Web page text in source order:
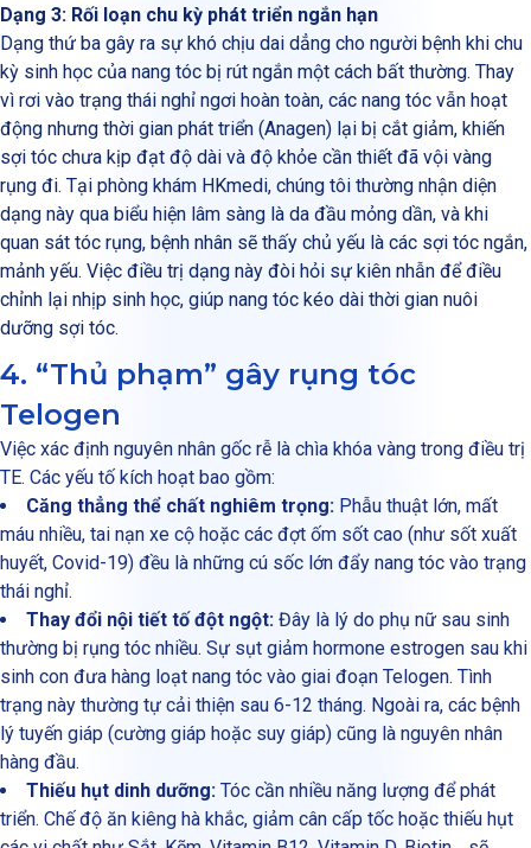
Dạng 3: Rối loạn chu kỳ phát triển ngắn hạn
Dạng thứ ba gây ra sự khó chịu dai dẳng cho người bệnh khi chu
kỳ sinh học của nang tóc bị rút ngắn một cách bất thường. Thay
vì rơi vào trạng thái nghỉ ngơi hoàn toàn, các nang tóc vẫn hoạt
động nhưng thời gian phát triển (Anagen) lại bị cắt giảm, khiến
sợi tóc chưa kịp đạt độ dài và độ khỏe cần thiết đã vội vàng
rụng đi. Tại phòng khám HKmedi, chúng tôi thường nhận diện
dạng này qua biểu hiện lâm sàng là da đầu mỏng dần, và khi
quan sát tóc rụng, bệnh nhân sẽ thấy chủ yếu là các sợi tóc ngắn,
mảnh yếu. Việc điều trị dạng này đòi hỏi sự kiên nhẫn để điều
chỉnh lại nhịp sinh học, giúp nang tóc kéo dài thời gian nuôi
dưỡng sợi tóc.
4. “Thủ phạm” gây rụng tóc
Telogen
Việc xác định nguyên nhân gốc rễ là chìa khóa vàng trong điều trị
TE. Các yếu tố kích hoạt bao gồm:
Căng thẳng thể chất nghiêm trọng: Phẫu thuật lớn, mất
máu nhiều, tai nạn xe cộ hoặc các đợt ốm sốt cao (như sốt xuất
huyết, Covid-19) đều là những cú sốc lớn đẩy nang tóc vào trạng
thái nghỉ.
Thay đổi nội tiết tố đột ngột: Đây là lý do phụ nữ sau sinh
thường bị rụng tóc nhiều. Sự sụt giảm hormone estrogen sau khi
sinh con đưa hàng loạt nang tóc vào giai đoạn Telogen. Tình
trạng này thường tự cải thiện sau 6-12 tháng. Ngoài ra, các bệnh
lý tuyến giáp (cường giáp hoặc suy giáp) cũng là nguyên nhân
hàng đầu.
Thiếu hụt dinh dưỡng: Tóc cần nhiều năng lượng để phát
triển. Chế độ ăn kiêng hà khắc, giảm cân cấp tốc hoặc thiếu hụt